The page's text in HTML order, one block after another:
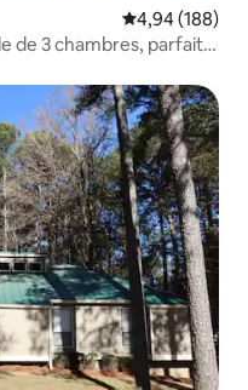
Évaluation
4,94 (188)
de 3 chambres, parfait